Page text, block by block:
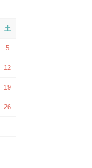
土
5
12
19
26